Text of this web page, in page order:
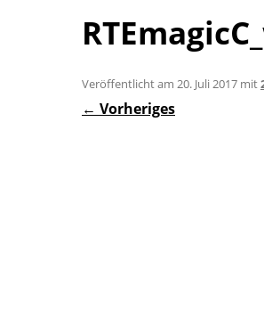
Veröffentlicht am 20. Juli 2017 mit
← Vorheriges